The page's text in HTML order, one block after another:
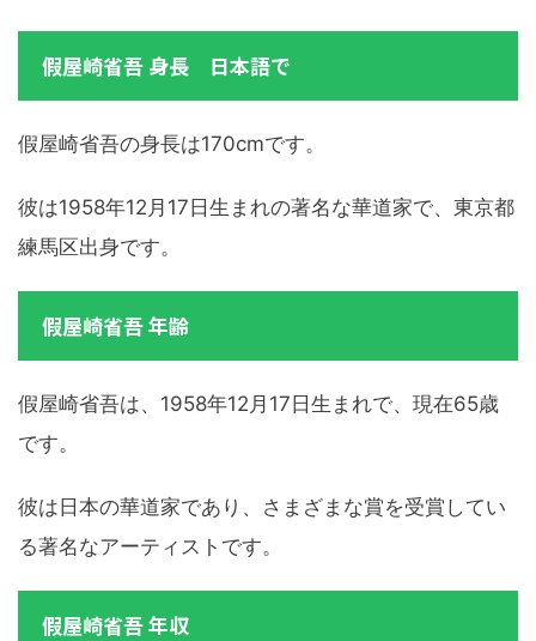
假屋崎省吾 身長 日本語で
假屋崎省吾の身長は170cmです。
彼は1958年12月17日生まれの著名な華道家で、東京都
練馬区出身です。
假屋崎省吾 年齢
假屋崎省吾は、1958年12月17日生まれで、現在65歳
です。
彼は日本の華道家であり、さまざまな賞を受賞してい
る著名なアーティストです。
假屋崎省吾 年収